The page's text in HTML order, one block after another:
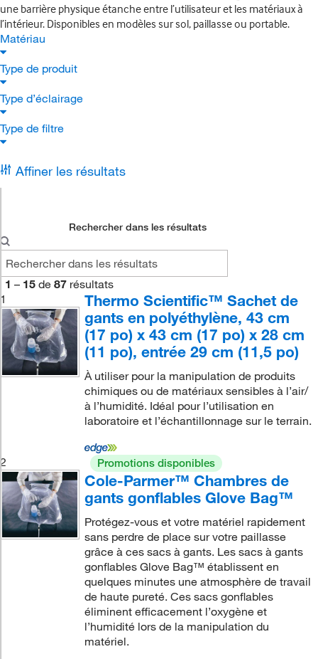
une barrière physique étanche entre l’utilisateur et les matériaux à
l’intérieur. Disponibles en modèles sur sol, paillasse ou portable.
Matériau
Type de produit
Type d’éclairage
Type de filtre
Affiner les résultats
Rechercher dans les résultats
1 – 15 de 87 résultats
1
Thermo Scientific™ Sachet de
gants en polyéthylène, 43 cm
(17 po) x 43 cm (17 po) x 28 cm
(11 po), entrée 29 cm (11,5 po)
À utiliser pour la manipulation de produits
chimiques ou de matériaux sensibles à l’air/
à l’humidité. Idéal pour l’utilisation en
laboratoire et l’échantillonnage sur le terrain.
2 Promotions disponibles
Cole-Parmer™ Chambres de
gants gonflables Glove Bag™
Protégez-vous et votre matériel rapidement
sans perdre de place sur votre paillasse
grâce à ces sacs à gants. Les sacs à gants
gonflables Glove Bag™ établissent en
quelques minutes une atmosphère de travail
de haute pureté. Ces sacs gonflables
éliminent efficacement l’oxygène et
l’humidité lors de la manipulation du
matériel.